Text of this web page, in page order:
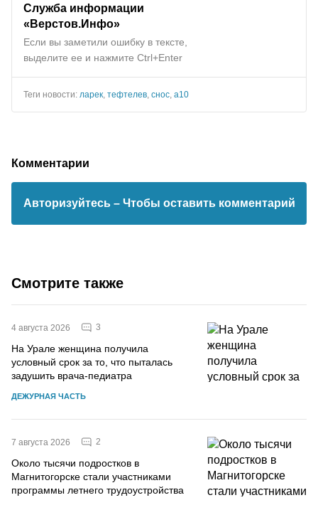
Служба информации
«Верстов.Инфо»
Если вы заметили ошибку в тексте,
выделите ее и нажмите Ctrl+Enter
Теги новости: ларек тефтелев снос а10
Комментарии
Авторизуйтесь – Чтобы оставить комментарий
Смотрите также
4 августа 2026 3
На Урале женщина получила
условный срок за то, что пыталась
задушить врача-педиатра
ДЕЖУРНАЯ ЧАСТЬ
7 августа 2026 2
Около тысячи подростков в
Магнитогорске стали участниками
программы летнего трудоустройства